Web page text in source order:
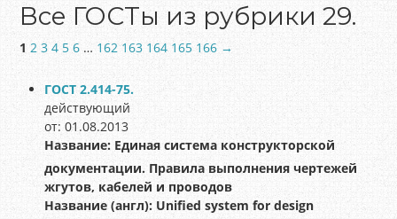
Все ГОСТы из рубрики 29.
1 2 3 4 5 6 … 162 163 164 165 166 →
ГОСТ 2.414-75.
действующий
от: 01.08.2013
Название: Единая система конструкторской
документации. Правила выполнения чертежей
жгутов, кабелей и проводов
Название (англ): Unified system for design